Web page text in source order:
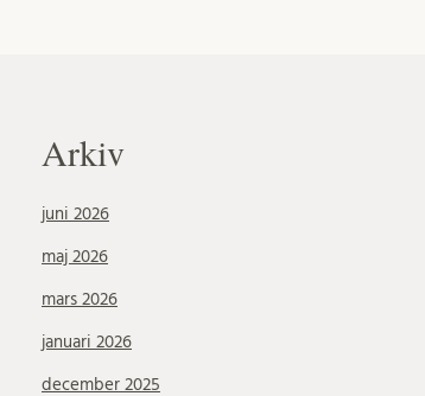
Arkiv
juni 2026
maj 2026
mars 2026
januari 2026
december 2025